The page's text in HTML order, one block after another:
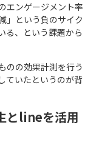
エンゲージメント率
」という負のサイク
る、という課題から
のの効果計測を行う
ていたというのが背
とlineを活用